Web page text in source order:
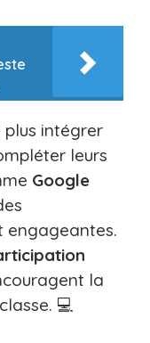
plus intégrer
leurs
Google
engageantes.
la
💻